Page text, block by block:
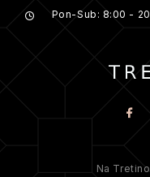
Pon-Sub: 8:00 -
Na